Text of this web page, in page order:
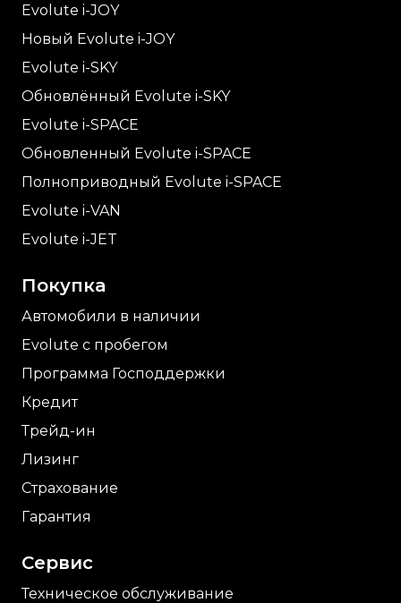
Evolute i-JOY
Новый Evolute i-JOY
Evolute i-SKY
Обновлённый Evolute i-SKY
Evolute i-SPACE
Обновленный Evolute i-SPACE
Полноприводный Evolute i-SPACE
Evolute i-VAN
Evolute i-JET
Покупка
Автомобили в наличии
Evolute с пробегом
Программа Господдержки
Кредит
Трейд-ин
Лизинг
Страхование
Гарантия
Сервис
Техническое обслуживание